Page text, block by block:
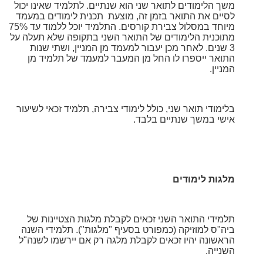
משך הלימודים לתואר שני הוא שנתיים. לתלמיד שאינו יכול
לסיים את התואר בזמן זה, מוצעת תכנית לימודים במעמד
מיוחד במסלול צבירת קורסים. התלמיד יוכל ללמוד עד 75%
מתוכנית הלימודים של התואר השני בתקופה שלא תעלה על
3 שנים. לאחר מכן יעבור למעמד מן המניין, ושתי שנות
התואר ייספרו לו החל מן המעבר למעמד של תלמיד מן
המניין.
בלימודי תואר שני, כולל לימודי צבירה, תלמיד זכאי לשיעור
אישי במשך שנתיים בלבד.
מלגות לימודים
תלמידי התואר השני זכאים לקבלת מלגות הצטיינות של
ביה"ס למוזיקה (כמפורט בסעיף "מלגות"). תלמידי השנה
הראשונה יהיו זכאים לקבלת מלגה רק אם יירשמו לשנה"ל
השנייה.